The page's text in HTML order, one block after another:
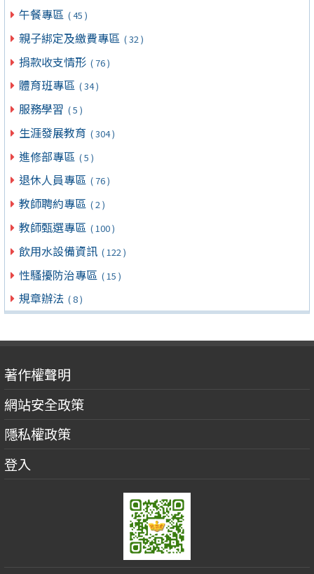
午餐專區 ( 45 )
親子綁定及繳費專區 ( 32 )
捐款收支情形 ( 76 )
體育班專區 ( 34 )
服務學習 ( 5 )
生涯發展教育 ( 304 )
進修部專區 ( 5 )
退休人員專區 ( 76 )
教師聘約專區 ( 2 )
教師甄選專區 ( 100 )
飲用水設備資訊 ( 122 )
性騷擾防治專區 ( 15 )
規章辦法 ( 8 )
著作權聲明
網站安全政策
隱私權政策
登入